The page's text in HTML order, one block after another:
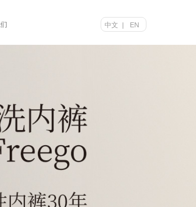
中文 | EN